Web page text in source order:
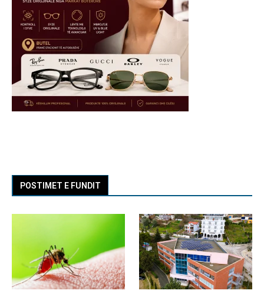
POSTIMET E FUNDIT